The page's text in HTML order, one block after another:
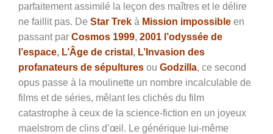
parfaitement assimilé la leçon des maîtres et le délire
ne faillit pas. De Star Trek à Mission impossible en
passant par Cosmos 1999, 2001 l’odyssée de
l’espace, L’Âge de cristal , L’Invasion des
profanateurs de sépultures ou Godzilla, ce second
opus passe à la moulinette un nombre incalculable de
films et de séries, mêlant les clichés du film
catastrophe à ceux de la science-fiction en un joyeux
maelstrom de clins d’œil. Le générique lui-même